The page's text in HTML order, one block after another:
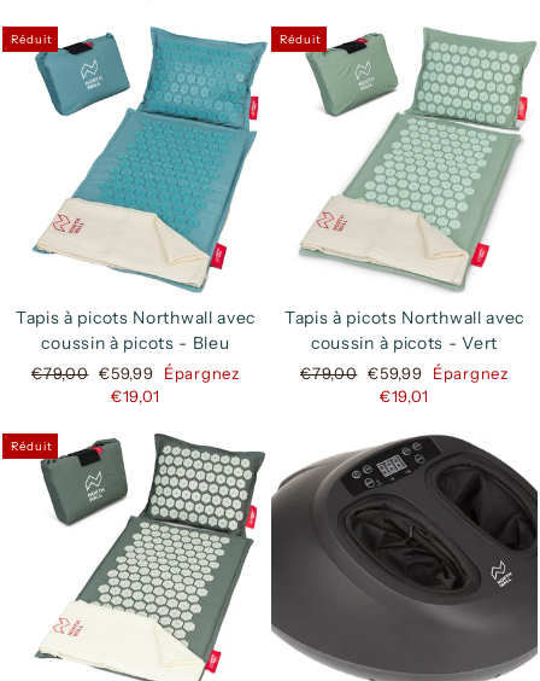
Réduit
Tapis à picots Northwall avec
coussin à picots - Bleu
Prix
€79,00 Prix
réduit
€59,99
Épargnez
€19,01
Réduit
Tapis à picots Northwall avec
coussin à picots - Vert
Prix
€79,00 Prix
réduit
€59,99
Épargnez
€19,01
Réduit